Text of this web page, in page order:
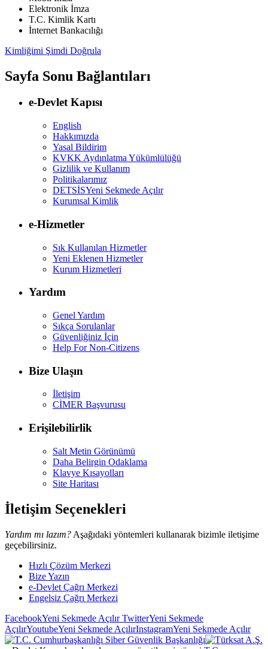
Elektronik İmza
T.C. Kimlik Kartı
İnternet Bankacılığı
Kimliğimi Şimdi Doğrula
Sayfa Sonu Bağlantıları
e-Devlet Kapısı
English
Hakkımızda
Yasal Bildirim
KVKK Aydınlatma Yükümlülüğü
Gizlilik ve Kullanım
Politikalarımız
DETSİSYeni Sekmede Açılır
Kurumsal Kimlik
e-Hizmetler
Sık Kullanılan Hizmetler
Yeni Eklenen Hizmetler
Kurum Hizmetleri
Yardım
Genel Yardım
Sıkça Sorulanlar
Güvenliğiniz İçin
Help For Non-Citizens
Bize Ulaşın
İletişim
CİMER Başvurusu
Erişilebilirlik
Salt Metin Görünümü
Daha Belirgin Odaklama
Klavye Kısayolları
Site Haritası
İletişim Seçenekleri
Yardım mı lazım? Aşağıdaki yöntemleri kullanarak bizimle iletişime
geçebilirsiniz.
Hızlı Çözüm Merkezi
Bize Yazın
e-Devlet Çağrı Merkezi
Engelsiz Çağrı Merkezi
FacebookYeni Sekmede AçılırTwitterYeni Sekmede
AçılırYoutubeYeni Sekmede AçılırInstagramYeni Sekmede Açılır